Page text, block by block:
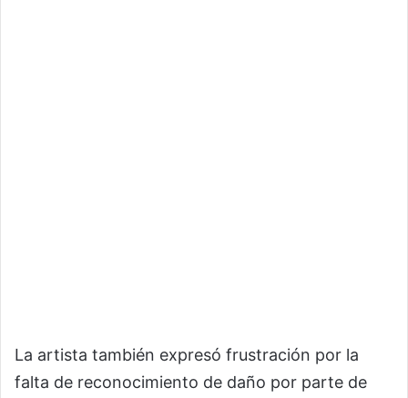
La artista también expresó frustración por la
falta de reconocimiento de daño por parte de